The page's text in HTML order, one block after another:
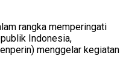
rangka memperingati
Indonesia,
menggelar kegiatan